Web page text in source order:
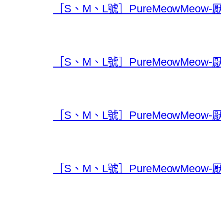
［S、M、L號］PureMeowMeow-
［S、M、L號］PureMeowMeow-
［S、M、L號］PureMeowMeow-
［S、M、L號］PureMeowMeow-